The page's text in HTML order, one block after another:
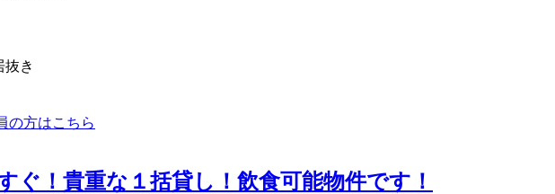
抜き
の方はこちら
ぐ！貴重な１括貸し！飲食可能物件です！